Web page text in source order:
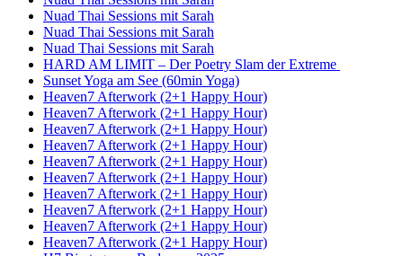
Nuad Thai Sessions mit Sarah
Nuad Thai Sessions mit Sarah
Nuad Thai Sessions mit Sarah
HARD AM LIMIT – Der Poetry Slam der Extreme
Sunset Yoga am See (60min Yoga)
Heaven7 Afterwork (2+1 Happy Hour)
Heaven7 Afterwork (2+1 Happy Hour)
Heaven7 Afterwork (2+1 Happy Hour)
Heaven7 Afterwork (2+1 Happy Hour)
Heaven7 Afterwork (2+1 Happy Hour)
Heaven7 Afterwork (2+1 Happy Hour)
Heaven7 Afterwork (2+1 Happy Hour)
Heaven7 Afterwork (2+1 Happy Hour)
Heaven7 Afterwork (2+1 Happy Hour)
Heaven7 Afterwork (2+1 Happy Hour)